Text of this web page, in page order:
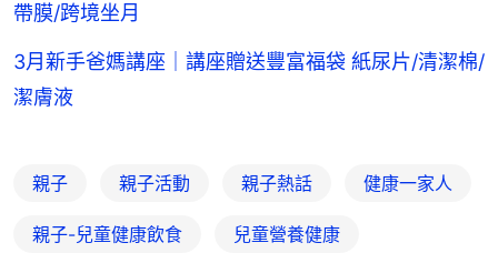
帶膜/跨境坐月
3月新手爸媽講座｜講座贈送豐富福袋 紙尿片/清潔棉/
潔膚液
親子 親子活動 親子熱話 健康一家人
親子-兒童健康飲食 兒童營養健康